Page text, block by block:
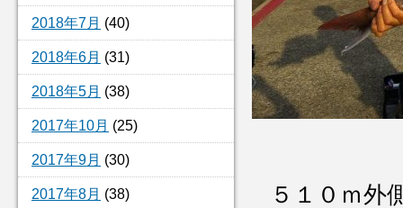
2018年7月 (40)
2018年6月 (31)
2018年5月 (38)
2017年10月 (25)
2017年9月 (30)
2017年8月 (38) ５１０ｍ